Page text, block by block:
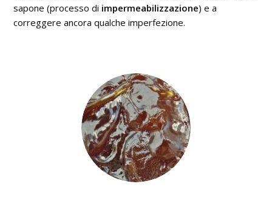
sapone (processo di impermeabilizzazione) e a
correggere ancora qualche imperfezione.